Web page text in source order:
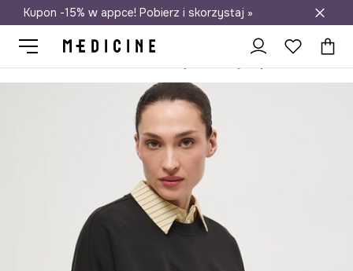
Darmowa dostawa do salonów
Kupon -15% w appce! Pobierz i skorzystaj »